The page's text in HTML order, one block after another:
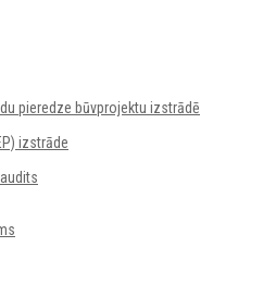
pieredze būvprojektu izstrādē
izstrāde